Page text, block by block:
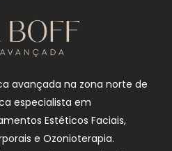
avançada na zona norte de
especialista em
Estéticos Faciais,
e Ozonioterapia.